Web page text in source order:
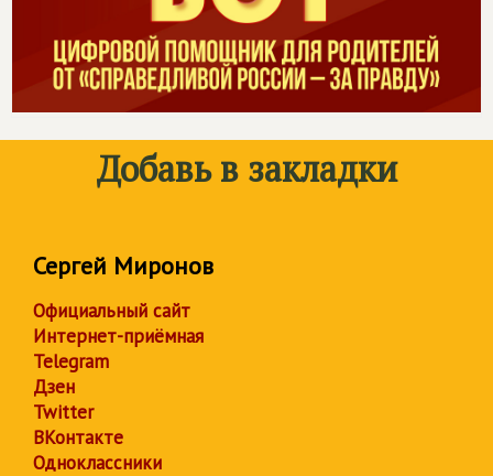
Добавь в закладки
Сергей Миронов
Официальный сайт
Интернет-приёмная
Telegram
Дзен
Twitter
ВКонтакте
Одноклассники